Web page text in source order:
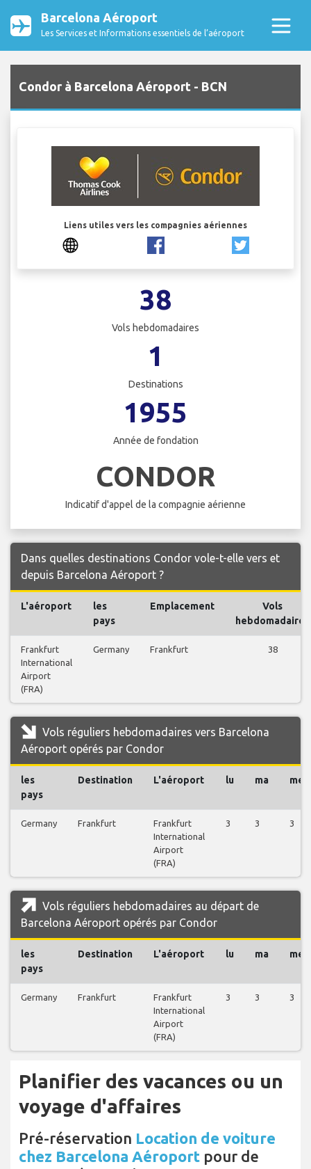
Barcelona Aéroport
Les Services et Informations essentiels de l’aéroport
Condor à Barcelona Aéroport - BCN
Liens utiles vers les compagnies aériennes
38
Vols hebdomadaires
1
Destinations
1955
Année de fondation
CONDOR
Indicatif d'appel de la compagnie aérienne
Dans quelles destinations Condor vole-t-elle vers et
depuis Barcelona Aéroport ?
L'aéroport
les
pays
Emplacement
Vols
hebdomadaires
Frankfurt
International
Airport
(FRA)
Germany Frankfurt 38
Vols réguliers hebdomadaires vers Barcelona
Aéroport opérés par Condor
les
pays
Destination L'aéroport lu ma me
Germany Frankfurt
Frankfurt
International
Airport
(FRA)
3 3 3
Vols réguliers hebdomadaires au départ de
Barcelona Aéroport opérés par Condor
les
pays
Destination L'aéroport lu ma me
Germany Frankfurt
Frankfurt
International
Airport
(FRA)
3 3 3
Planifier des vacances ou un
voyage d'affaires
Pré-réservation Location de voiture
chez Barcelona Aéroport pour de